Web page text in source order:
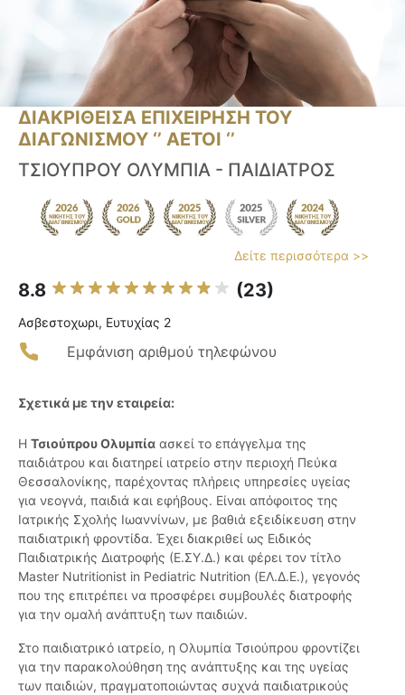
ΔΙΑΚΡΙΘΕΙΣΑ ΕΠΙΧΕΙΡΗΣΗ ΤΟΥ
ΔΙΑΓΩΝΙΣΜΟΥ ‘’ ΑΕΤΟΙ ‘’
ΤΣΙΟΥΠΡΟΥ ΟΛΥΜΠΙΑ - ΠΑΙΔΙΑΤΡΟΣ
Δείτε περισσότερα >>
8.8 (23)
Ασβεστοχωρι, Ευτυχίας 2
Εμφάνιση αριθμού τηλεφώνου
Σχετικά με την εταιρεία:
Η Τσιούπρου Ολυμπία ασκεί το επάγγελμα της
παιδιάτρου και διατηρεί ιατρείο στην περιοχή Πεύκα
Θεσσαλονίκης, παρέχοντας πλήρεις υπηρεσίες υγείας
για νεογνά, παιδιά και εφήβους. Είναι απόφοιτος της
Ιατρικής Σχολής Ιωαννίνων, με βαθιά εξειδίκευση στην
παιδιατρική φροντίδα. Έχει διακριθεί ως Ειδικός
Παιδιατρικής Διατροφής (Ε.ΣΥ.Δ.) και φέρει τον τίτλο
Master Nutritionist in Pediatric Nutrition (ΕΛ.Δ.Ε.), γεγονός
που της επιτρέπει να προσφέρει συμβουλές διατροφής
για την ομαλή ανάπτυξη των παιδιών.
Στο παιδιατρικό ιατρείο, η Ολυμπία Τσιούπρου φροντίζει
για την παρακολούθηση της ανάπτυξης και της υγείας
των παιδιών, πραγματοποιώντας συχνά παιδιατρικούς